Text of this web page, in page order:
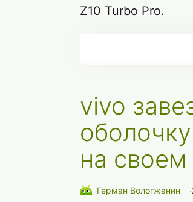
Z10 Turbo Pro.
vivo
на
Герман Вологжанин ∙